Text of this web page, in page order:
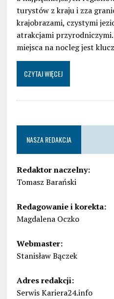
turystów z kraju i zza
krajobrazami, czystymi
atrakcjami
miejsca na nocleg jest
CZYTAJ WIĘCEJ
NASZA REDAKCJA
Redaktor naczelny:
Tomasz Barański
Redagowanie i korekta:
Magdalena Oczko
Webmaster:
Stanisław Bączek
Adres redakcji:
Serwis Kariera24.info